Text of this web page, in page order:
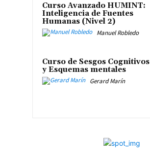
Curso Avanzado HUMINT:
Inteligencia de Fuentes
Humanas (Nivel 2)
Manuel Robledo
Curso de Sesgos Cognitivos
y Esquemas mentales
Gerard Marín